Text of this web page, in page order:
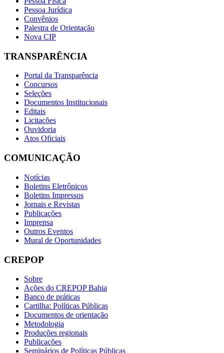
Pessoa Jurídica
Convênios
Palestra de Orientação
Nova CIP
TRANSPARÊNCIA
Portal da Transparência
Concursos
Seleções
Documentos Institucionais
Editais
Licitações
Ouvidoria
Atos Oficiais
COMUNICAÇÃO
Notícias
Boletins Eletrônicos
Boletins Impressos
Jornais e Revistas
Publicações
Imprensa
Outros Eventos
Mural de Oportunidades
CREPOP
Sobre
Ações do CREPOP Bahia
Banco de práticas
Cartilha: Políticas Públicas
Documentos de orientação
Metodologia
Produções regionais
Publicações
Seminários de Políticas Públicas